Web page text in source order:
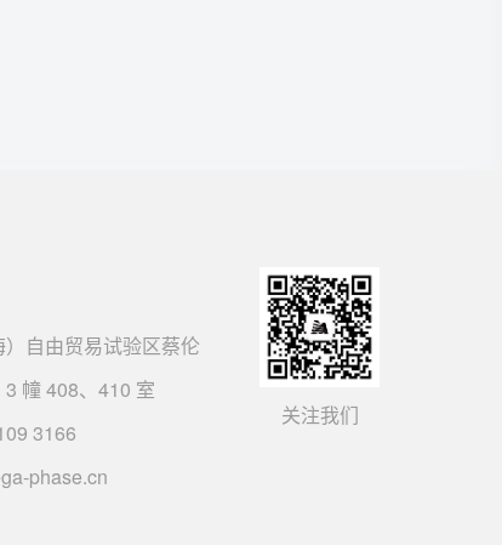
自由贸易试验区蔡伦
幢 408、410 室
3166
phase.cn
关注我们